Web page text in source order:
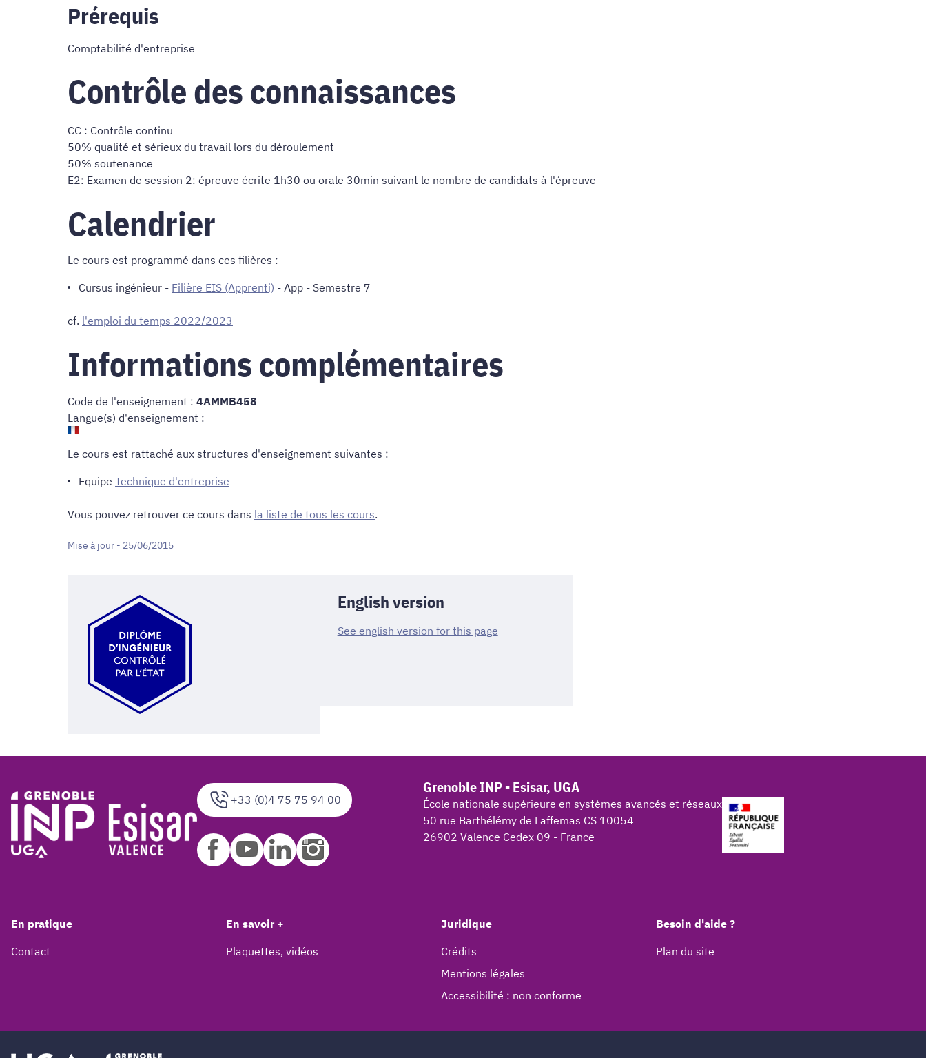
Prérequis
Comptabilité d'entreprise
Contrôle des connaissances
CC : Contrôle continu
50% qualité et sérieux du travail lors du déroulement
50% soutenance
E2: Examen de session 2: épreuve écrite 1h30 ou orale 30min suivant le nombre de candidats à l'épreuve
Calendrier
Le cours est programmé dans ces filières :
Cursus ingénieur - Filière EIS (Apprenti) - App - Semestre 7
cf. l'emploi du temps 2022/2023
Informations complémentaires
Code de l'enseignement : 4AMMB458
Langue(s) d'enseignement :
Le cours est rattaché aux structures d'enseignement suivantes :
Equipe Technique d'entreprise
Vous pouvez retrouver ce cours dans la liste de tous les cours.
Mise à jour - 25/06/2015
English version
See english version for this page
+33 (0)4 75 75 94 00
Grenoble INP - Esisar, UGA
École nationale supérieure en systèmes avancés et réseaux
50 rue Barthélémy de Laffemas CS 10054
26902 Valence Cedex 09 - France
En pratique
Contact
En savoir +
Plaquettes, vidéos
Juridique
Crédits
Mentions légales
Accessibilité : non conforme
Besoin d'aide ?
Plan du site